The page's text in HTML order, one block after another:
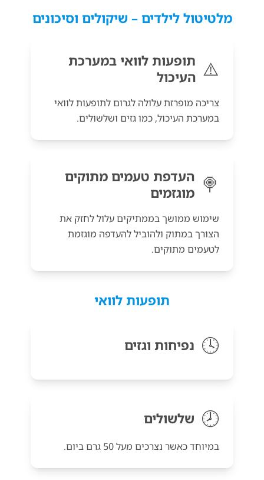
מלטיטול לילדים – שיקולים וסיכונים
⚠️ תופעות לוואי במערכת
העיכול
צריכה מופרזת עלולה לגרום לתופעות לוואי
במערכת העיכול, כמו גזים ושלשולים.
🍭 העדפת טעמים מתוקים
מוגזמים
שימוש ממושך בממתיקים עלול לחזק את
הצורך במתוק ולהוביל להעדפה מוגזמת
לטעמים מתוקים.
תופעות לוואי
🕓 נפיחות וגזים
🕗 שלשולים
במיוחד כאשר נצרכים מעל 50 גרם ביום.